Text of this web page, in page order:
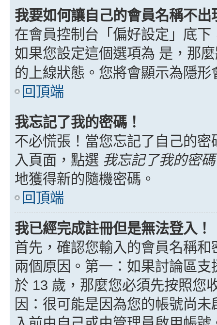
我要如何讓自己的會員名稱不
在會員控制台「偏好設定」底
如果您設定這個選項為 是 ，那
的上線狀態。您將會顯示為隱形
回頂端
我忘記了我的密碼！
不必慌張！當您忘記了自己的
入頁面，點選 我忘記了我的密碼
地獲得新的隨機密碼。
回頂端
我已經完成註冊但是無法登入！
首先，確認您輸入的會員名稱
兩個原因。第一：如果討論區
於 13 歲，那麼您必須先按照您
因：很可能是因為您的帳號尚